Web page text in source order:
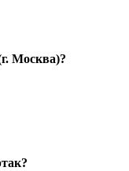
Москва)?